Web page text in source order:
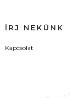
ÍRJ NEKÜNK
Kapcsolat